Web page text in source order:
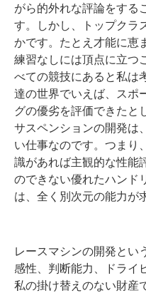
がら的外れな評論をする
す。しかし、トップクラ
かです。たとえ才能に恵
練習なしには頂点に立つ
べての競技にあると私は
達の世界でいえば、スポ
グの優劣を評価できたと
サスペンションの開発は
い仕事なのです。つまり
識があれば主観的な性能
のできない優れたハンド
は、全く別次元の能力が
レースマシンの開発とい
感性、判断能力、ドライ
私の掛け替えのない財産